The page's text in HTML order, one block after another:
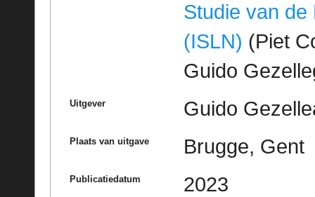
Studie van de
(ISLN) (Piet
Guido
Uitgever Guido
Plaats van uitgave Brugge, Gent
Publicatiedatum 2023